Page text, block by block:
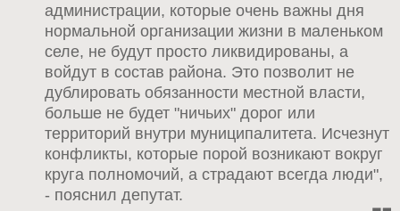
администрации, которые очень важны дня
нормальной организации жизни в маленьком
селе, не будут просто ликвидированы, а
войдут в состав района. Это позволит не
дублировать обязанности местной власти,
больше не будет "ничьих" дорог или
территорий внутри муниципалитета. Исчезнут
конфликты, которые порой возникают вокруг
круга полномочий, а страдают всегда люди",
- пояснил депутат.